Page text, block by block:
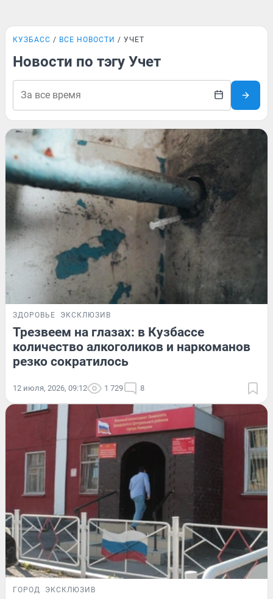
КУЗБАСС ВСЕ НОВОСТИ УЧЕТ
Новости по тэгу Учет
ЗДОРОВЬЕ ЭКСКЛЮЗИВ
Трезвеем на глазах: в Кузбассе
количество алкоголиков и наркоманов
резко сократилось
12 июля, 2026, 09:12 1 729 8
ГОРОД ЭКСКЛЮЗИВ